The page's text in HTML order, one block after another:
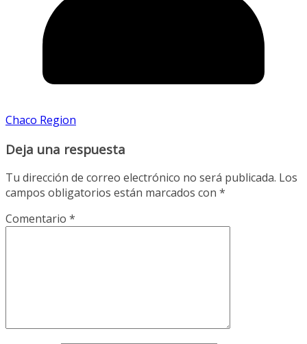
Chaco Region
Deja una respuesta
Tu dirección de correo electrónico no será publicada. Los
campos obligatorios están marcados con *
Comentario *